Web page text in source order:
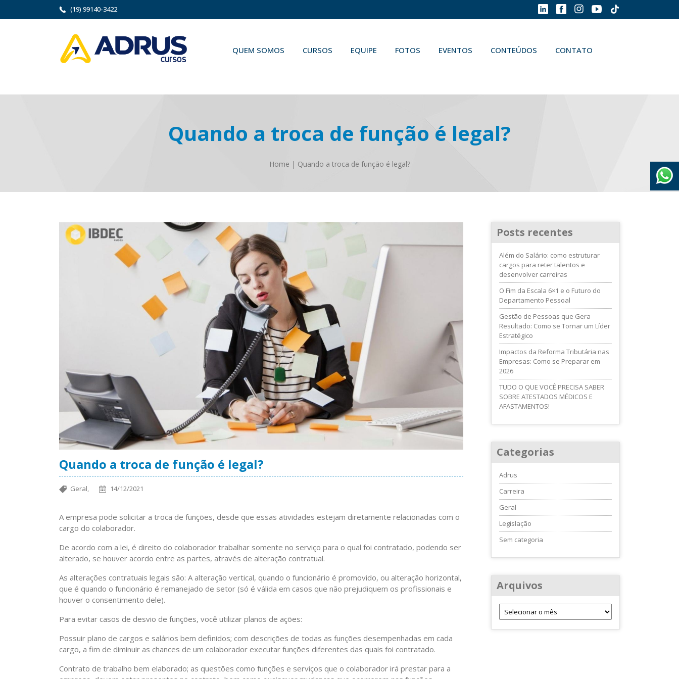
(19) 99140-3422
QUEM SOMOS CURSOS EQUIPE FOTOS EVENTOS CONTEÚDOS CONTATO
Quando a troca de função é legal?
Home | Quando a troca de função é legal?
Quando a troca de função é legal?
Geral, 14/12/2021
A empresa pode solicitar a troca de funções, desde que essas atividades estejam diretamente relacionadas com o
cargo do colaborador.
De acordo com a lei, é direito do colaborador trabalhar somente no serviço para o qual foi contratado, podendo ser
alterado, se houver acordo entre as partes, através de alteração contratual.
As alterações contratuais legais são: A alteração vertical, quando o funcionário é promovido, ou alteração horizontal,
que é quando o funcionário é remanejado de setor (só é válida em casos que não prejudiquem os profissionais e
houver o consentimento dele).
Para evitar casos de desvio de funções, você utilizar planos de ações:
Possuir plano de cargos e salários bem definidos; com descrições de todas as funções desempenhadas em cada
cargo, a fim de diminuir as chances de um colaborador executar funções diferentes das quais foi contratado.
Contrato de trabalho bem elaborado; as questões como funções e serviços que o colaborador irá prestar para a
Posts recentes
Além do Salário: como estruturar
cargos para reter talentos e
desenvolver carreiras
O Fim da Escala 6×1 e o Futuro do
Departamento Pessoal
Gestão de Pessoas que Gera
Resultado: Como se Tornar um Líder
Estratégico
Impactos da Reforma Tributária nas
Empresas: Como se Preparar em
2026
TUDO O QUE VOCÊ PRECISA SABER
SOBRE ATESTADOS MÉDICOS E
AFASTAMENTOS!
Categorias
Adrus
Carreira
Geral
Legislação
Sem categoria
Arquivos